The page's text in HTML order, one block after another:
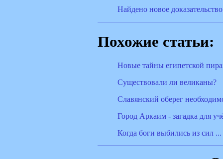
Найдено новое
Похожие статьи:
Новые тайны египетской
Существовали ли великаны?
Славянский оберег
Город Аркаим - загадка для
Когда боги выбились из сил ...